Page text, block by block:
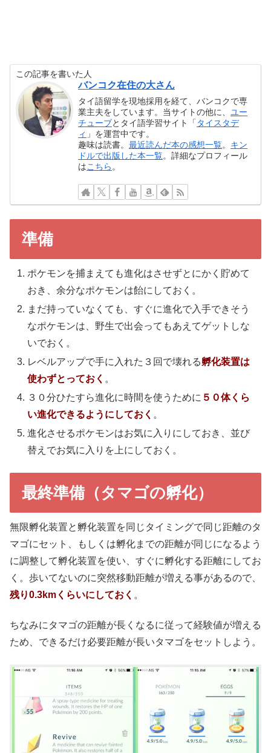
この記事を書いた人
バンコク在住の大さん
タイ語留学を現地採用を経て、バンコクで専
業主夫をしています。当サイトの他に、 ユー
チューブとタイ語学習サイト「 タイスタデ
ィ 」を運営中です。
趣味は読書。最近読んだ本の感想一覧。 キン
ドルで出版した本一覧。詳細なプロフィール
はこちら 。
準備
ポケモンを捕まえても進化はさせずとにかく貯めて
おき、余分なポケモンは飴にしておく。
まだ持っていなくても、すぐに進化で入手できそう
なポケモンは、野生で出会ってもあえてゲットしな
いでおく。
レベルアップで手に入れた３回で壊れる孵化装置は
使わずとっておく 。
３０分ひたすら進化に時間を使うために ５０体くら
い進化できるようにしておく 。
進化させるポケモンはお気に入りにしておき、並び
替えでお気に入りを上にしておく。
最終準備（タマゴの孵化）
無限孵化装置と孵化装置を同じタイミングで同じ距離のタ
マゴにセット、もしくは孵化までの距離が同じになるよう
に調整して孵化装置を使い、すぐに孵化する距離にしてお
く。歩いてないのに突然移動距離が増える事があるので、
残り0.3kmくらいにしておく 。
ちなみにタマゴの距離が長くなるに従って経験値が増える
ため、できるだけ必要距離が長いタマゴをセットしよう。